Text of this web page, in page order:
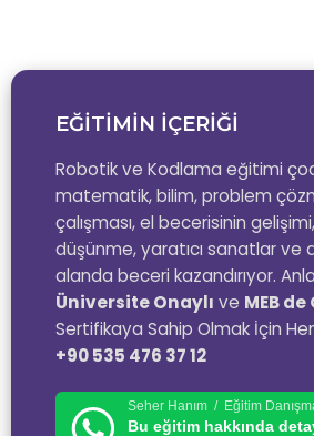
EĞİTİMİN İÇERİĞİ
Robotik ve Kodlama eğitimi
matematik, bilim, problem
çalışması, el becerisinin
düşünme, yaratıcı sanatlar ve
alanda beceri kazandırıyor.
Üniversite Onaylı ve MEB
Sertifikaya Sahip Olmak İçin
+90 535 476 37 12
Seher Hanım / Eğitim
Bu eğitim hakkında